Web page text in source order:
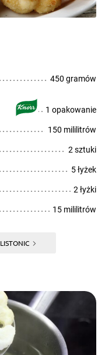
450 gramów
1 opakowanie
150 mililitrów
2 sztuki
5 łyżek
2 łyżki
15 mililitrów
LISTONIC